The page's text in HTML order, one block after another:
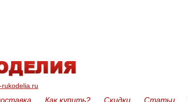
rukodelia.ru
Как купить? Скидки Статьи